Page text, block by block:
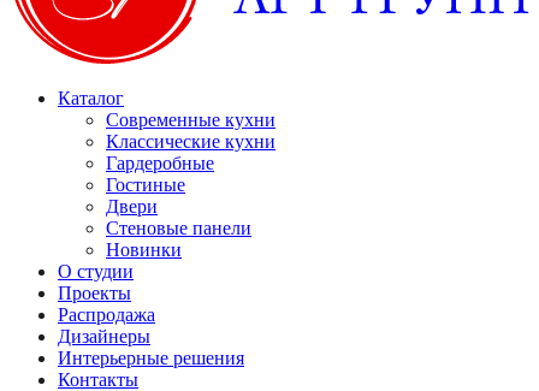
Каталог
Современные кухни
Классические кухни
Гардеробные
Гостиные
Двери
Стеновые панели
Новинки
О студии
Проекты
Распродажа
Дизайнеры
Интерьерные решения
Контакты